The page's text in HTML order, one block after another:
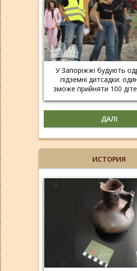
У Запоріжжі будують
підземні дитсадки:
зможе прийняти 100
ДАЛІ
ИСТОРИЯ